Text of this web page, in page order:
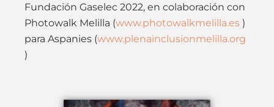
Fundación Gaselec 2022, en colaboración con
Photowalk Melilla (www.photowalkmelilla.es )
para Aspanies (www.plenainclusionmelilla.org
)